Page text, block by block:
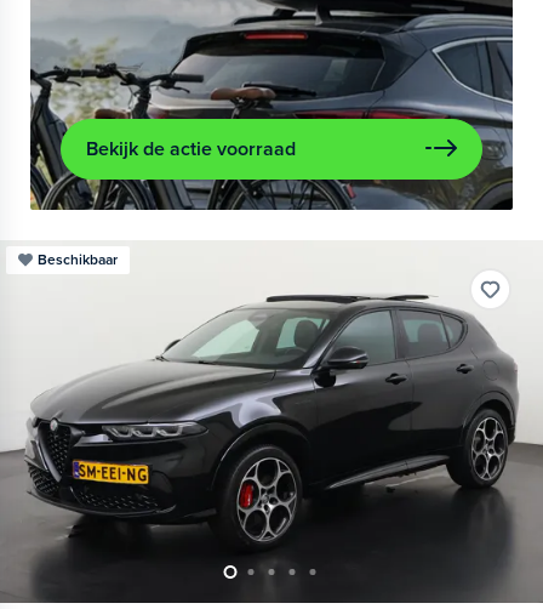
Bekijk de actie voorraad
Beschikbaar